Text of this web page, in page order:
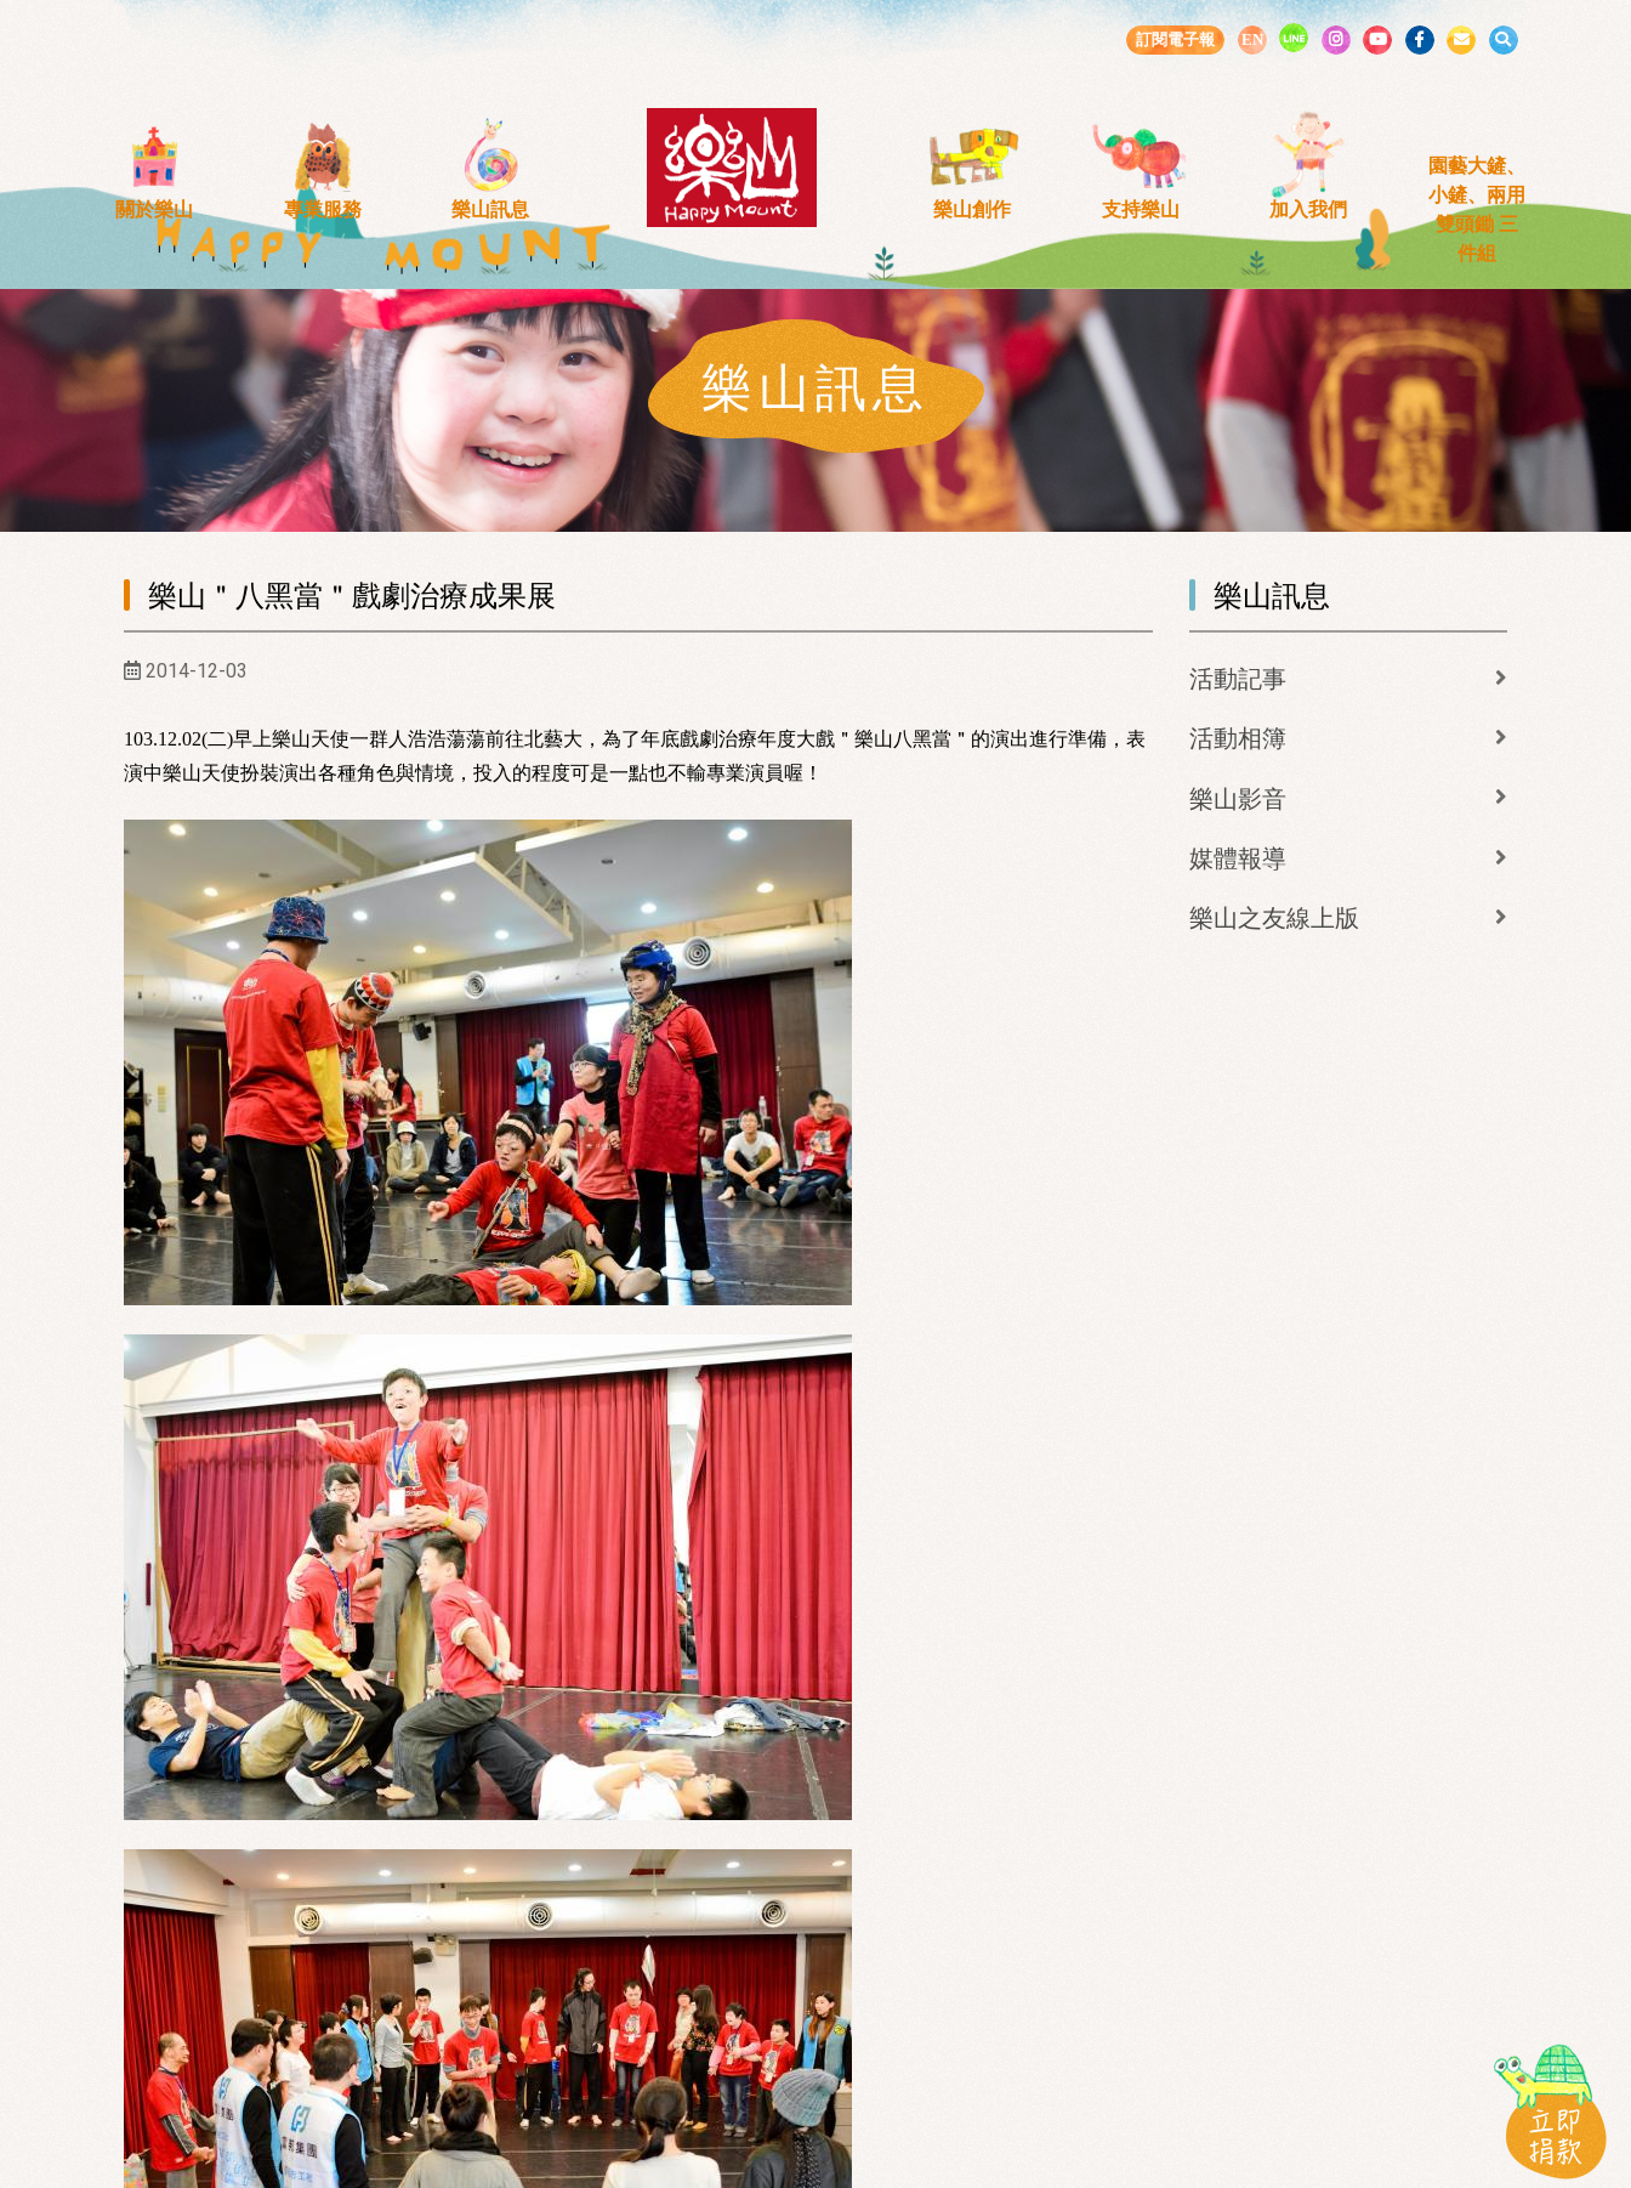
訂閱電子報 EN LINE
關於樂山 專業服務 樂山訊息 樂山創作 支持樂山 加入我們
園藝大鏟、
小鏟、兩用
雙頭鋤 三
件組
樂山訊息
樂山＂八黑當＂戲劇治療成果展
2014-12-03
103.12.02(二)早上樂山天使一群人浩浩蕩蕩前往北藝大，為了年底戲劇治療年度大戲＂樂山八黑當＂的演出進行準備，表
演中樂山天使扮裝演出各種角色與情境，投入的程度可是一點也不輸專業演員喔！
樂山訊息
活動記事
活動相簿
樂山影音
媒體報導
樂山之友線上版